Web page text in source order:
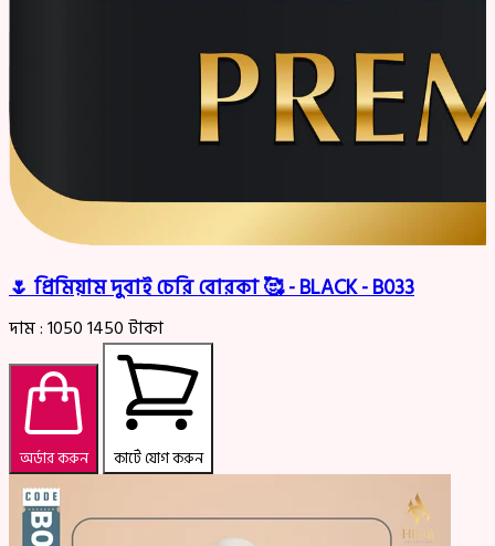
🌷 প্রিমিয়াম দুবাই চেরি বোরকা 🥰 - BLACK - B033
দাম :10501450টাকা
অর্ডার করুন কার্টে যোগ করুন